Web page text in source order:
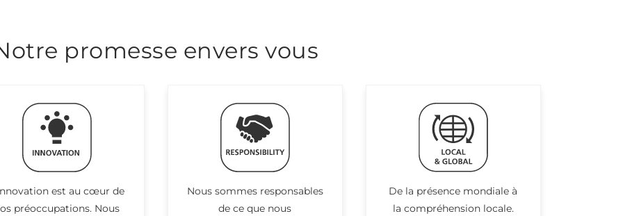
promesse envers vous
est au cœur de
préoccupations. Nous
Nous sommes responsables
de ce que nous
De la présence mondiale à
la compréhension locale.